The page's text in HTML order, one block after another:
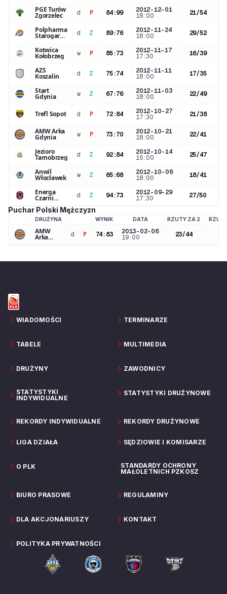
PGE Turów
Zgorzelec d P 84:99
2012-12-01
18:00
21/54
Polpharma
Starogard
Gdański
d Z 89:76
2012-11-24
18:00
29/52
Kotwica
Kołobrzeg w P 85:73
2012-11-17
17:30
16/39
AZS
Koszalin d Z 75:74
2012-11-11
18:00
17/35
Start
Gdynia w Z 67:76
2012-11-03
18:00
22/49
Trefl Sopot d P 72:84
2012-10-27
17:30
21/38
AMW Arka
Gdynia w P 73 : 70
2012-10-21
18:00
22/41
Jezioro
Tarnobrzeg d Z 92:84
2012-10-14
15:00
25/47
Anwil
Włocławek w Z 65:68
2012-10-06
18:00
18/41
Energa
Czarni d Z 94:73
2012-09-29
17:30
27/50
Puchar Polski Mężczyzn
LOGO DRUŻYNY
DRUŻYNA WYNIK DATA RZUTY ZA 2
AMW
Arka d P 74 : 83
2013-02-06
19:00
23/44
WIADOMOŚCI TERMINARZE
TABELE MULTIMEDIA
DRUŻYNY ZAWODNICY
STATYSTYKI
INDYWIDUALNE
STATYSTYKI DRUŻYNOWE
REKORDY INDYWIDUALNE REKORDY DRUŻYNOWE
LIGA DZIAŁA SĘDZIOWIE I KOMISARZE
O PLK
STANDARDY OCHRONY
MAŁOLETNICH PZKOSZ
BIURO PRASOWE REGULAMINY
DLA AKCJONARIUSZY KONTAKT
POLITYKA PRYWATNOŚCI